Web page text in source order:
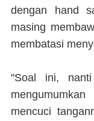
dengan hand
masing
membatasi
"Soal ini,
mencuci